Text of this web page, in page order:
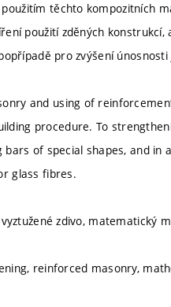
těchto kompozitních
použití zděných
pro zvýšení
and using of
procedure. To
of special shapes, and
glass fibres.
zdivo, matematický
reinforced masonry,